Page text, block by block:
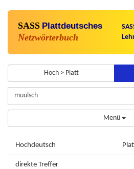
SASS Plattdeutsches
Netzwörterbuch
Hoch > Platt
Menü
Hochdeutsch
direkte Treffer